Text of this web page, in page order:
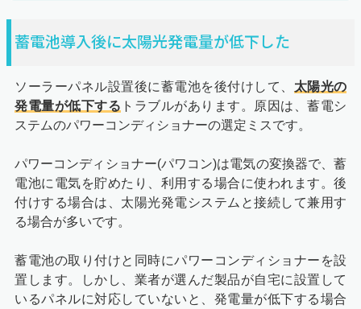
蓄電池導入後に太陽光発電量が低下した
ソーラーパネル設置後に蓄電池を後付けして、 太陽光の
発電量が低下する トラブルがあります。原因は、蓄電シ
ステムのパワーコンディショナーの選定ミスです。
パワーコンディショナー(パワコン)は電気の変換器で、蓄
電池に電気を貯めたり、利用する場合に使われます。後
付けする場合は、太陽光発電システムと接続して兼用す
る場合が多いです。
蓄電池の取り付けと同時にパワーコンディショナーを設
置します。しかし、業者が選んだ製品が自宅に設置して
いるパネルに対応していないと、発電量が低下する場合